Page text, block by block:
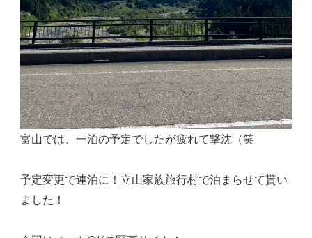
富山では、一泊の予定でしたが疲れて撃沈（笑
予定変更で連泊に！立山家族旅行村で泊まらせて貰い
ました！